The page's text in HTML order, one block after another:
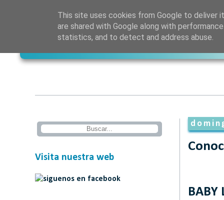
BABY
Visita nuestra web
This site uses cookies from Google to deliver
are shared with Google along with
statistics, and to detect and address abuse.